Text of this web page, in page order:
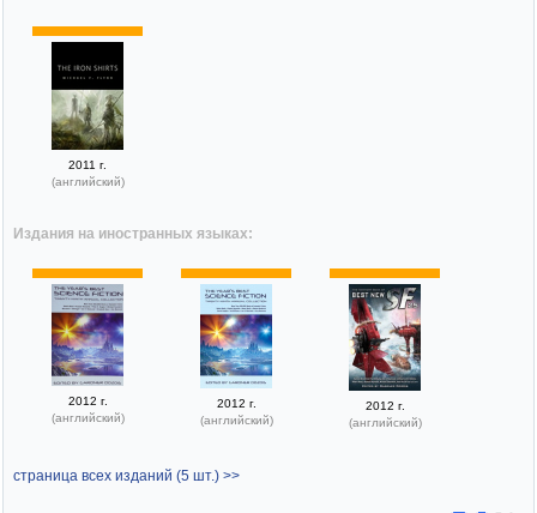
2011 г.
(английский)
Издания на иностранных языках:
2012 г.
(английский)
2012 г.
(английский)
2012 г.
(английский)
страница всех изданий (5 шт.) >>